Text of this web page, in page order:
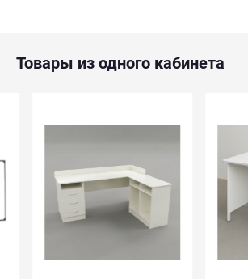
Товары из одного кабинета